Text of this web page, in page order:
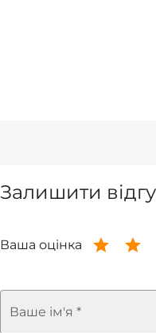
Залишити
Ваша оцінка
Ваше ім'я *